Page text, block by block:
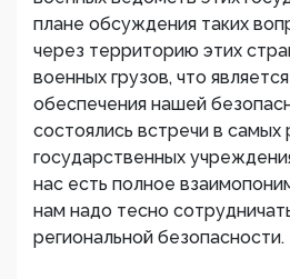
плане обсуждения таких
через территорию этих
военных грузов, что
обеспечения нашей
состоялись встречи в самых
государственных
нас есть полное
нам надо тесно
региональной безопасности.